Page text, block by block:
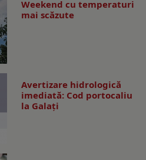
Weekend cu temperaturi
mai scăzute
Avertizare hidrologică
imediată: Cod portocaliu
la Galaţi